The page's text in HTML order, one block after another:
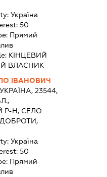
Україна
50
Прямий
КІНЦЕВИЙ
ВЛАСНИК
ІВАНОВИЧ
УКРАЇНА, 23544,
Р-Н, СЕЛО
Україна
50
Прямий